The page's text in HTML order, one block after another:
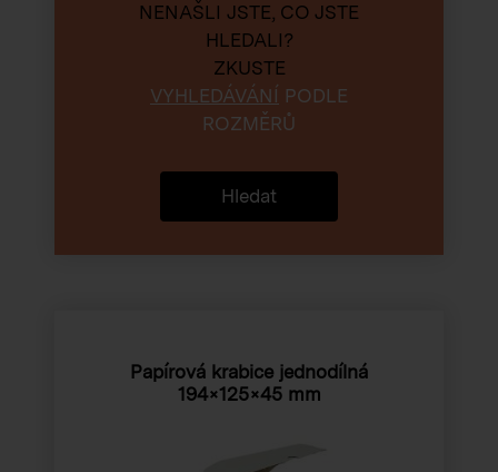
NENAŠLI JSTE, CO JSTE
HLEDALI?
ZKUSTE
VYHLEDÁVÁNÍ PODLE
ROZMĚRŮ
Hledat
Papírová krabice jednodílná
194×125×45 mm